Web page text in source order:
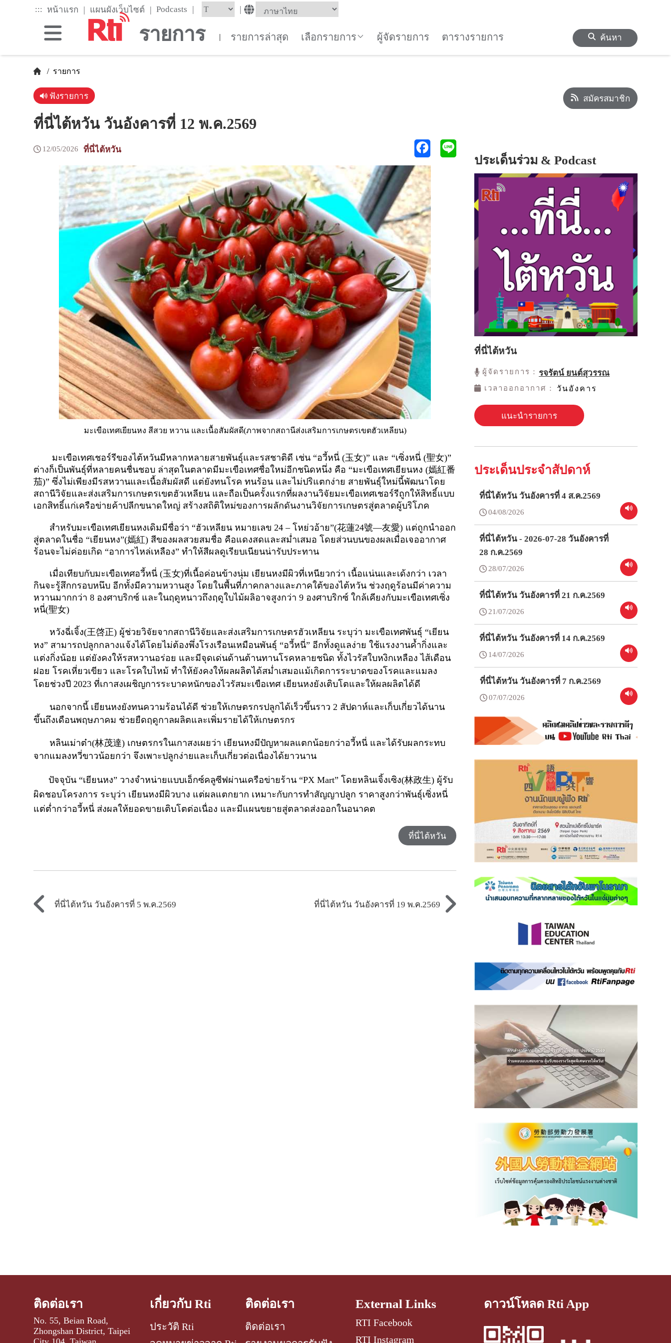
::: หน้าแรก | แผนผังเว็บไซต์ | Podcasts | |
รายการ | รายการล่าสุด เลือกรายการ ผู้จัดรายการ ตารางรายการ ค้นหา
/ รายการ
ฟังรายการ
ที่นี่ไต้หวัน วันอังคารที่ 12 พ.ค.2569
12/05/2026 ที่นี่ไต้หวัน
มะเขือเทศเยียนหง สีสวย หวาน และเนื้อสัมผัสดี(ภาพจากสถานีส่งเสริมการเกษตรเขตฮัวเหลียน)
มะเขือเทศเชอร์รีของไต้หวันมีหลากหลายสายพันธุ์และรสชาติดี เช่น “อวี้หนี่ (玉女)” และ “เซิ่งหนี่ (聖女)”
ต่างก็เป็นพันธุ์ที่หลายคนชื่นชอบ ล่าสุดในตลาดมีมะเขือเทศชื่อใหม่อีกชนิดหนึ่ง คือ “มะเขือเทศเยียนหง (嫣紅番
茄)”ซึ่งไม่เพียงมีรสหวานและเนื้อสัมผัสดี แต่ยังทนโรค ทนร้อน และไม่ปริแตกง่าย สายพันธุ์ใหม่นี้พัฒนาโดย
สถานีวิจัยและส่งเสริมการเกษตรเขตฮัวเหลียน และถือเป็นครั้งแรกที่ผลงานวิจัยมะเขือเทศเชอร์รีถูกให้สิทธิ์แบบ
เอกสิทธิ์แก่เครือข่ายค้าปลีกขนาดใหญ่ สร้างสถิติใหม่ของการผลักดันงานวิจัยการเกษตรสู่ตลาดผู้บริโภค
สำหรับมะเขือเทศเยียนหงเดิมมีชื่อว่า “ฮัวเหลียน หมายเลข24 –โหย่วอ้าย”(花蓮24號—友愛) แต่ถูกนำออก
สู่ตลาดในชื่อ “เยียนหง”(嫣紅) สีของผลสวยสมชื่อ คือแดงสดและสม่ำเสมอ โดยส่วนบนของผลเมื่อเจออากาศ
ร้อนจะไม่ค่อยเกิด “อาการไหล่เหลือง” ทำให้สีผลดูเรียบเนียนน่ารับประทาน
เมื่อเทียบกับมะเขือเทศอวี้หนี่ (玉女)ที่เนื้อค่อนข้างนุ่ม เยียนหงมีผิวที่เหนียวกว่า เนื้อแน่นและเด้งกว่า เวลา
กินจะรู้สึกกรอบหนึบ อีกทั้งมีความหวานสูง โดยในพื้นที่ภาคกลางและภาคใต้ของไต้หวัน ช่วงฤดูร้อนมีค่าความ
หวานมากกว่า8 องศาบริกซ์ และในฤดูหนาวถึงฤดูใบไม้ผลิอาจสูงกว่า9 องศาบริกซ์ ใกล้เคียงกับมะเขือเทศเซิ่ง
หนี่(聖女)
หวังฉี่เจิ้ง(王啓正) ผู้ช่วยวิจัยจากสถานีวิจัยและส่งเสริมการเกษตรฮัวเหลียน ระบุว่า มะเขือเทศพันธุ์ “เยียน
หง” สามารถปลูกกลางแจ้งได้โดยไม่ต้องพึ่งโรงเรือนเหมือนพันธุ์ “อวี้หนี่” อีกทั้งดูแลง่าย ใช้แรงงานค้ำกิ่งและ
แต่งกิ่งน้อย แต่ยังคงให้รสหวานอร่อย และมีจุดเด่นด้านต้านทานโรคหลายชนิด ทั้งไวรัสใบหงิกเหลือง ไส้เดือน
ฝอย โรคเหี่ยวเขียว และโรคใบไหม้ ทำให้ยังคงให้ผลผลิตได้สม่ำเสมอแม้เกิดการระบาดของโรคและแมลง
โดยช่วงปี2023ที่เกาสงเผชิญการระบาดหนักของไวรัสมะเขือเทศ เยียนหงยังเติบโตและให้ผลผลิตได้ดี
นอกจากนี้ เยียนหงยังทนความร้อนได้ดี ช่วยให้เกษตรกรปลูกได้เร็วขึ้นราว2 สัปดาห์และเก็บเกี่ยวได้นาน
ขึ้นถึงเดือนพฤษภาคม ช่วยยืดฤดูกาลผลิตและเพิ่มรายได้ให้เกษตรกร
หลินเม่าต๋า(林茂達) เกษตรกรในเกาสงเผยว่า เยียนหงมีปัญหาผลแตกน้อยกว่าอวี้หนี่ และได้รับผลกระทบ
จากแมลงหวี่ขาวน้อยกว่า จึงเพาะปลูกง่ายและเก็บเกี่ยวต่อเนื่องได้ยาวนาน
ปัจจุบัน “เยียนหง” วางจำหน่ายแบบเอ็กซ์คลูซีฟผ่านเครือข่ายร้าน “PX Mart”โดยหลินเจิ้งเซิง(林政生) ผู้รับ
ผิดชอบโครงการ ระบุว่า เยียนหงมีผิวบาง แต่ผลแตกยาก เหมาะกับการทำสัญญาปลูก ราคาสูงกว่าพันธุ์เซิ่งหนี่
แต่ต่ำกว่าอวี้หนี่ ส่งผลให้ยอดขายเติบโตต่อเนื่อง และมีแผนขยายสู่ตลาดส่งออกในอนาคต
ที่นี่ไต้หวัน
ที่นี่ไต้หวัน วันอังคารที่ 5 พ.ค.2569 ที่นี่ไต้หวัน วันอังคารที่ 19 พ.ค.2569
สมัครสมาชิก
ประเด็นร่วม & Podcast
ที่นี่ไต้หวัน
ผู้จัดรายการ： รจรัตน์ ยนต์สุวรรณ
เวลาออกอากาศ： วันอังคาร
แนะนำรายการ
ประเด็นประจำสัปดาห์
ที่นี่ไต้หวัน วันอังคารที่ 4 ส.ค.2569
04/08/2026
ที่นี่ไต้หวัน - 2026-07-28 วันอังคารที่
28 ก.ค.2569
28/07/2026
ที่นี่ไต้หวัน วันอังคารที่ 21 ก.ค.2569
21/07/2026
ที่นี่ไต้หวัน วันอังคารที่ 14 ก.ค.2569
14/07/2026
ที่นี่ไต้หวัน วันอังคารที่ 7 ก.ค.2569
07/07/2026
ติดต่อเรา
No. 55, Beian Road,
Zhongshan District, Taipei
เกี่ยวกับ Rti
ประวัติ Rti
ติดต่อเรา
ติดต่อเรา
External Links
RTI Facebook
RTI Instagram
ดาวน์โหลด Rti App